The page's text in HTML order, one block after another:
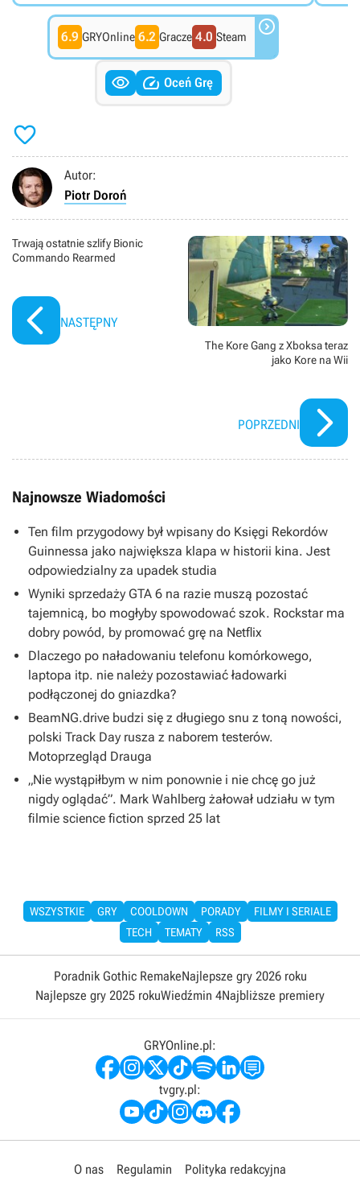
6.9 GRYOnline 6.2 Gracze 4.0 Steam 
  Oceń Grę

Autor:
Piotr Doroń
Trwają ostatnie szlify Bionic
Commando Rearmed
NASTĘPNY
The Kore Gang z Xboksa teraz
jako Kore na Wii
POPRZEDNI
Najnowsze Wiadomości
Ten film przygodowy był wpisany do Księgi Rekordów
Guinnessa jako największa klapa w historii kina. Jest
odpowiedzialny za upadek studia
Wyniki sprzedaży GTA 6 na razie muszą pozostać
tajemnicą, bo mogłyby spowodować szok. Rockstar ma
dobry powód, by promować grę na Netflix
Dlaczego po naładowaniu telefonu komórkowego,
laptopa itp. nie należy pozostawiać ładowarki
podłączonej do gniazdka?
BeamNG.drive budzi się z długiego snu z toną nowości,
polski Track Day rusza z naborem testerów.
Motoprzegląd Drauga
„Nie wystąpiłbym w nim ponownie i nie chcę go już
nigdy oglądać”. Mark Wahlberg żałował udziału w tym
filmie science fiction sprzed 25 lat
WSZYSTKIE GRY COOLDOWN PORADY
FILMY I SERIALE
TECH
TEMATY RSS
Poradnik Gothic RemakeNajlepsze gry 2026 roku
Najlepsze gry 2025 rokuWiedźmin 4Najbliższe premiery
GRYOnline.pl:
tvgry.pl:
O nas Regulamin Polityka redakcyjna